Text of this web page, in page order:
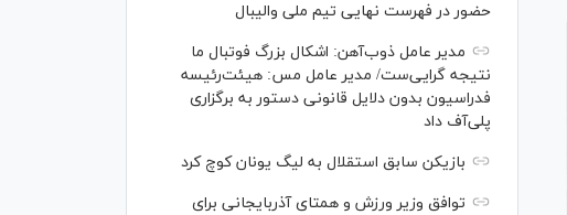
حضور در فهرست نهایی تیم ملی والیبال
مدیر عامل ذوب‌آهن: اشکال بزرگ فوتبال ما
نتیجه گرایی‌ست/ مدیر عامل مس: هیئت‌رئیسه
فدراسیون بدون دلایل قانونی دستور به برگزاری
پلی‌آف داد
بازیکن سابق استقلال به لیگ یونان کوچ کرد
توافق وزیر ورزش و همتای آذربایجانی برای